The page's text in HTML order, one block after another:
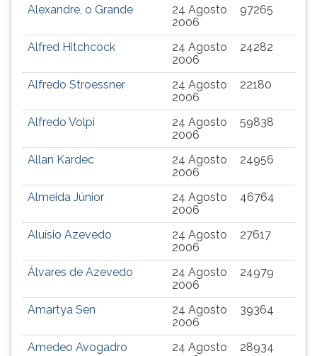
Alexandre, o Grande
24 Agosto
2006
97265
Alfred Hitchcock
24 Agosto
2006
24282
Alfredo Stroessner
24 Agosto
2006
22180
Alfredo Volpi
24 Agosto
2006
59838
Allan Kardec
24 Agosto
2006
24956
Almeida Júnior
24 Agosto
2006
46764
Aluísio Azevedo
24 Agosto
2006
27617
Álvares de Azevedo
24 Agosto
2006
24979
Amartya Sen
24 Agosto
2006
39364
Amedeo Avogadro
24 Agosto
28934